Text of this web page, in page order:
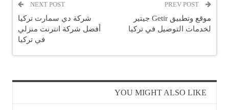
موقع وتطبيق Getir جيتير
لخدمات التوصيل في تركيا
NEXT POST
شركة دي سمارت تركيا
أفضل شركة انترنت منزلي
في تركيا
YOU MIGHT ALSO LIKE